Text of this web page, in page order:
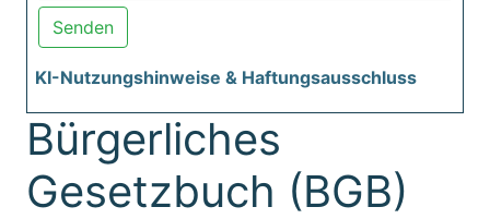
Senden
KI-Nutzungshinweise & Haftungsausschluss
Bürgerliches
Gesetzbuch (BGB)